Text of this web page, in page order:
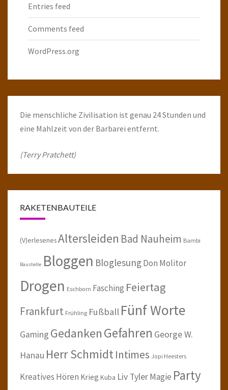
Entries feed
Comments feed
WordPress.org
Die menschliche Zivilisation ist genau 24 Stunden und
eine Mahlzeit von der Barbarei entfernt.
(Terry Pratchett)
RAKETENBAUTEILE
(V)erlesenesAltersleiden Bad Nauheim Bambi
Baustelle Bloggen BloglesungDon Molitor
Drogen Eschborn Fasching Feiertag
Frankfurt Frühling Fußball Fünf Worte
Gaming GedankenGefahren George W.
Hanau Herr SchmidtIntimes Jopi Heesters
Kreatives Hören Krieg Kuba Liv TylerMagie Party